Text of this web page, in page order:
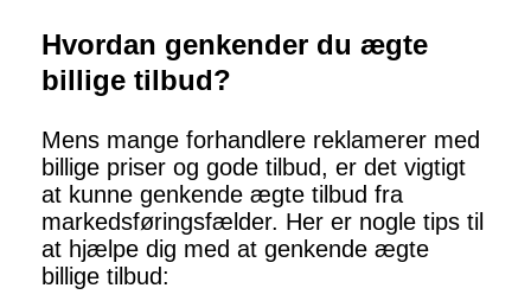
Hvordan genkender du ægte
billige tilbud?
Mens mange forhandlere reklamerer med
billige priser og gode tilbud, er det vigtigt
at kunne genkende ægte tilbud fra
markedsføringsfælder. Her er nogle tips til
at hjælpe dig med at genkende ægte
billige tilbud: